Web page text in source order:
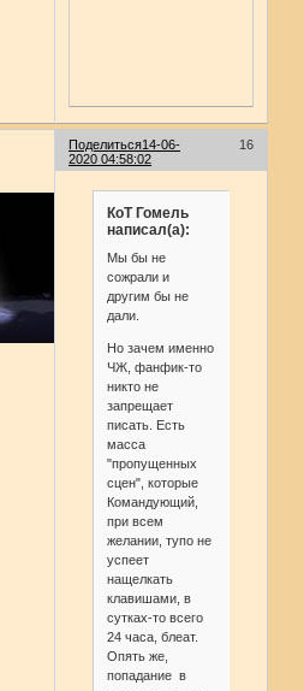
Поделиться 16
14-06-
2020 04:58:02
КоТ Гомель
написал(а):
Мы бы не
сожрали и
другим бы не
дали.
Но зачем именно
ЧЖ, фанфик-то
никто не
запрещает
писать. Есть
масса
"пропущенных
сцен", которые
Командующий,
при всем
желании, тупо не
успеет
нащелкать
клавишами, в
сутках-то всего
24 часа, блеат.
Опять же,
попадание в